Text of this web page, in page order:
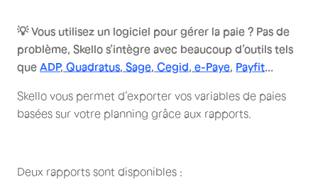
💡 Vous utilisez un logiciel pour gérer la paie ? Pas de
problème, Skello s’intègre avec beaucoup d’outils tels
que ADP, Quadratus, Sage, Cegid, e-Paye, Payfit...
Skello vous permet d’exporter vos variables de paies
basées sur votre planning grâce aux rapports.
Deux rapports sont disponibles :